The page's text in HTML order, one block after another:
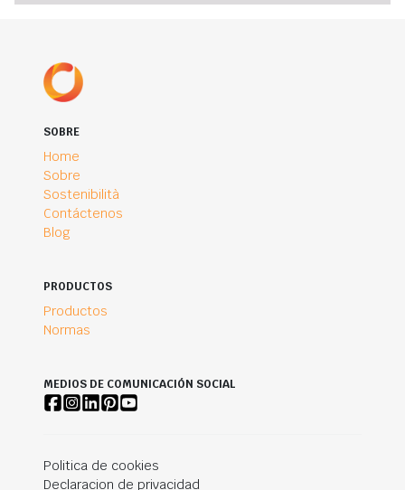
SOBRE
Home
Sobre
Sostenibilità
Contáctenos
Blog
PRODUCTOS
Productos
Normas
MEDIOS DE COMUNICACIÓN SOCIAL
Politica de cookies
Declaracion de privacidad